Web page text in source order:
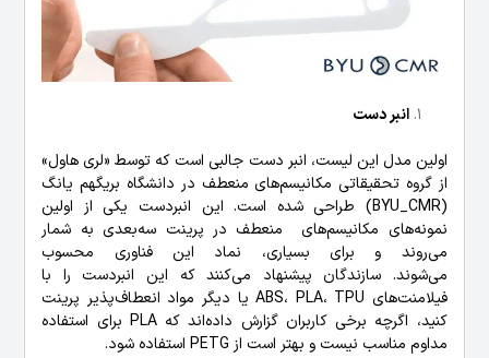
انبر دست
اولین مدل این لیست، انبر دست جالبی است که توسط «لری هاول»
از گروه تحقیقاتی مکانیسم‌های منعطف در دانشگاه بریگهم یانگ
(BYU_CMR) طراحی شده است. این انبردست یکی از اولین
نمونه‌های مکانیسم‌های منعطف در پرینت سه‌بعدی به شمار
می‌روند و برای بسیاری، نماد این فناوری محسوب
می‌شوند. سازندگان پیشنهاد می‌کنند که این انبردست را با
فیلامنت‌های ABS، PLA، TPU یا دیگر مواد انعطاف‌پذیر پرینت
کنید، اگرچه برخی کاربران گزارش داده‌اند که PLA برای استفاده
مداوم مناسب نیست و بهتر است از PETG استفاده شود.